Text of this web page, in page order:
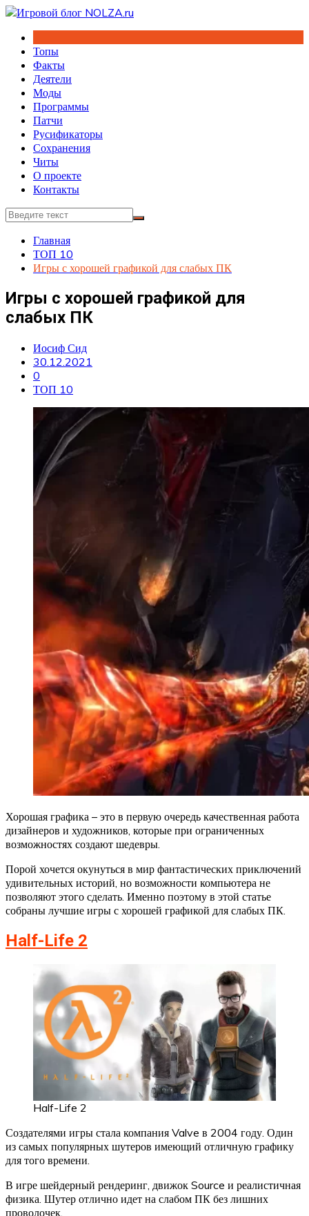
Перейти
содержимому
Топы
Факты
Деятели
Моды
Программы
Патчи
Русификаторы
Сохранения
Читы
О проекте
Контакты
Главная
ТОП 10
Игры с хорошей графикой для слабых ПК
Игры с хорошей графикой для
слабых ПК
Иосиф Сид
30.12.2021
0
ТОП 10
Хорошая графика – это в первую очередь качественная работа
дизайнеров и художников, которые при ограниченных
возможностях создают шедевры.
Порой хочется окунуться в мир фантастических приключений
удивительных историй, но возможности компьютера не
позволяют этого сделать. Именно поэтому в этой статье
собраны лучшие игры с хорошей графикой для слабых ПК.
Half-Life 2
Half-Life 2
Создателями игры стала компания Valve в 2004 году. Один
из самых популярных шутеров имеющий отличную графику
для того времени.
В игре шейдерный рендеринг, движок Source и реалистичная
физика. Шутер отлично идет на слабом ПК без лишних
проволочек.